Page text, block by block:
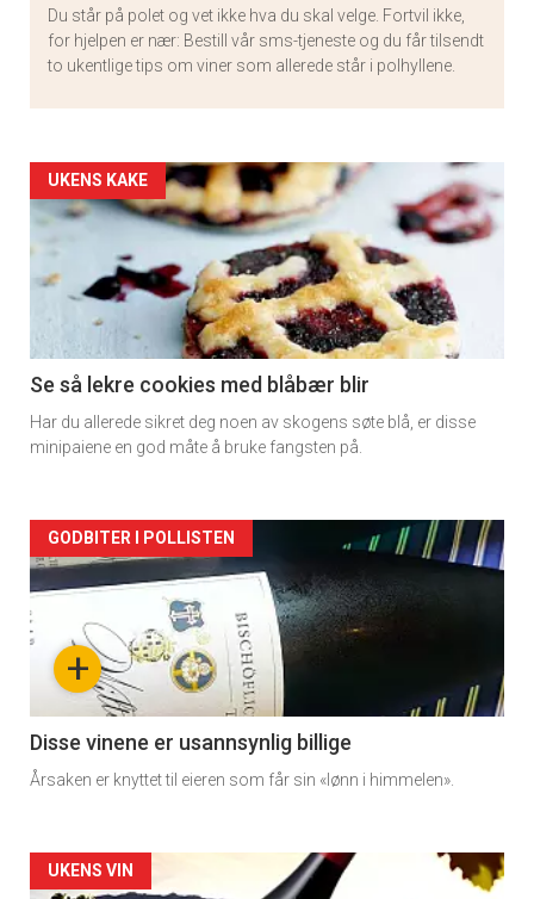
Du står på polet og vet ikke hva du skal velge. Fortvil ikke,
for hjelpen er nær: Bestill vår sms-tjeneste og du får tilsendt
to ukentlige tips om viner som allerede står i polhyllene.
Artikler
detail
-
section
11
UKENS KAKE
Se så lekre cookies med blåbær blir
Har du allerede sikret deg noen av skogens søte blå, er disse
minipaiene en god måte å bruke fangsten på.
Artikler
detail
-
section
11
Dagens
rett
+
GODBITER I POLLISTEN
Disse vinene er usannsynlig billige
Årsaken er knyttet til eieren som får sin «lønn i himmelen».
Artikler
UKENS VIN